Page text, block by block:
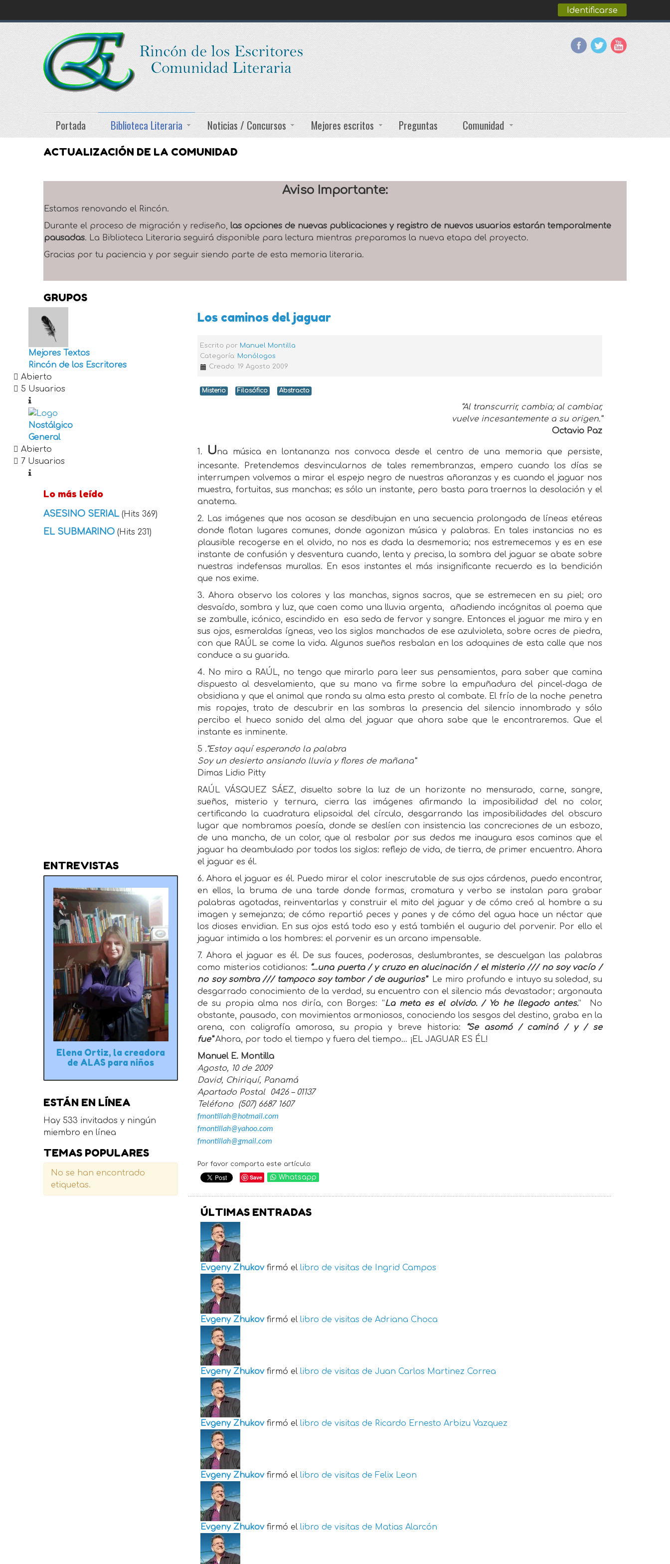
Identificarse
Portada Biblioteca Literaria Noticias / Concursos Mejores escritos Preguntas Comunidad
ACTUALIZACIÓN DE LA COMUNIDAD
Aviso Importante:
Estamos renovando el Rincón.
Durante el proceso de migración y rediseño, las opciones de nuevas publicaciones y registro de nuevos usuarios estarán temporalmente
pausadas. La Biblioteca Literaria seguirá disponible para lectura mientras preparamos la nueva etapa del proyecto.
Gracias por tu paciencia y por seguir siendo parte de esta memoria literaria.
Los caminos del jaguar
Escrito por Manuel Montilla
Categoría: Monólogos
Creado: 19 Agosto 2009
Misterio Filosófico Abstracto
“Al transcurrir, cambia; al cambiar,
vuelve incesantemente a su origen.”
Octavio Paz
1. Una música en lontananza nos convoca desde el centro de una memoria que persiste,
incesante. Pretendemos desvincularnos de tales remembranzas, empero cuando los días se
interrumpen volvemos a mirar el espejo negro de nuestras añoranzas y es cuando el jaguar nos
muestra, fortuitas, sus manchas; es sólo un instante, pero basta para traernos la desolación y el
anatema.
2. Las imágenes que nos acosan se desdibujan en una secuencia prolongada de líneas etéreas
donde flotan lugares comunes, donde agonizan música y palabras. En tales instancias no es
plausible recogerse en el olvido, no nos es dada la desmemoria; nos estremecemos y es en ese
instante de confusión y desventura cuando, lenta y precisa, la sombra del jaguar se abate sobre
nuestras indefensas murallas. En esos instantes el más insignificante recuerdo es la bendición
que nos exime.
3. Ahora observo los colores y las manchas, signos sacros, que se estremecen en su piel; oro
desvaído, sombra y luz, que caen como una lluvia argenta, añadiendo incógnitas al poema que
se zambulle, icónico, escindido en esa seda de fervor y sangre. Entonces el jaguar me mira y en
sus ojos, esmeraldas ígneas, veo los siglos manchados de ese azulvioleta, sobre ocres de piedra,
con que RAÚL se come la vida. Algunos sueños resbalan en los adoquines de esta calle que nos
conduce a su guarida.
4. No miro a RAÚL, no tengo que mirarlo para leer sus pensamientos, para saber que camina
dispuesto al desvelamiento, que su mano va firme sobre la empuñadura del pincel-daga de
obsidiana y que el animal que ronda su alma esta presto al combate. El frío de la noche penetra
mis ropajes, trato de descubrir en las sombras la presencia del silencio innombrado y sólo
percibo el hueco sonido del alma del jaguar que ahora sabe que le encontraremos. Que el
instante es inminente.
5 .“Estoy aquí esperando la palabra
Soy un desierto ansiando lluvia y flores de mañana”
Dimas Lidio Pitty
RAÚL VÁSQUEZ SÁEZ, disuelto sobre la luz de un horizonte no mensurado, carne, sangre,
sueños, misterio y ternura, cierra las imágenes afirmando la imposibilidad del no color,
certificando la cuadratura elipsoidal del círculo, desgarrando las imposibilidades del obscuro
lugar que nombramos poesía, donde se deslíen con insistencia las concreciones de un esbozo,
de una mancha, de un color, que al resbalar por sus dedos me inaugura esos caminos que el
jaguar ha deambulado por todos los siglos: reflejo de vida, de tierra, de primer encuentro. Ahora
el jaguar es él.
6. Ahora el jaguar es él. Puedo mirar el color inescrutable de sus ojos cárdenos, puedo encontrar,
en ellos, la bruma de una tarde donde formas, cromatura y verbo se instalan para grabar
palabras agotadas, reinventarlas y construir el mito del jaguar y de cómo creó al hombre a su
imagen y semejanza; de cómo repartió peces y panes y de cómo del agua hace un néctar que
los dioses envidian. En sus ojos está todo eso y está también el augurio del porvenir. Por ello el
jaguar intimida a los hombres: el porvenir es un arcano impensable.
7. Ahora el jaguar es él. De sus fauces, poderosas, deslumbrantes, se descuelgan las palabras
como misterios cotidianos: “…una puerta / y cruzo en alucinación / el misterio /// no soy vacío /
no soy sombra /// tampoco soy tambor / de augurios” Le miro profundo e intuyo su soledad, su
desgarrado conocimiento de la verdad, su encuentro con el silencio más devastador; argonauta
de su propia alma nos diría, con Borges: “La meta es el olvido. / Yo he llegado antes.” No
obstante, pausado, con movimientos armoniosos, conociendo los sesgos del destino, graba en la
arena, con caligrafía amorosa, su propia y breve historia:
“Se asomó / caminó / y / se
fue”Ahora, por todo el tiempo y fuera del tiempo… ¡EL JAGUAR ES ÉL!
Manuel E. Montilla
Agosto, 10 de 2009
David, Chiriquí, Panamá
Apartado Postal 0426 – 01137
Teléfono (507) 6687 1607
fmontillah@hotmail.com
fmontillah@yahoo.com
fmontillah@gmail.com
Por favor comparta este artículo:
Save Whatsapp
ÚLTIMAS ENTRADAS
Evgeny Zhukov firmó el libro de visitas de Ingrid Campos
Evgeny Zhukov firmó el libro de visitas de Adriana Choca
Evgeny Zhukov firmó el libro de visitas de Juan Carlos Martinez Correa
Evgeny Zhukov firmó el libro de visitas de Ricardo Ernesto Arbizu Vazquez
Evgeny Zhukov firmó el libro de visitas de Felix Leon
Evgeny Zhukov firmó el libro de visitas de Matias Alarcón
GRUPOS
Mejores Textos
Rincón de los Escritores
Abierto
5 Usuarios
Nostálgico
General
Abierto
7 Usuarios
Lo más leído
ASESINO SERIAL (Hits 369)
EL SUBMARINO (Hits 231)
ENTREVISTAS
Elena Ortiz, la creadora
de ALAS para niños
ESTÁN EN LÍNEA
Hay 533 invitados y ningún
miembro en línea
TEMAS POPULARES
No se han encontrado
etiquetas.